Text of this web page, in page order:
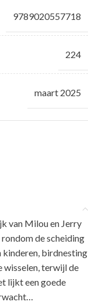
9789020557718
224
maart 2025
van Milou en Jerry
de scheiding
kinderen, birdnesting
wisselen, terwijl de
lijkt een goede